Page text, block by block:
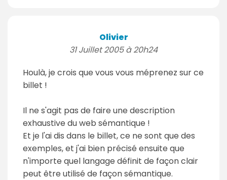
Olivier
31 Juillet 2005 à 20h24
Houlà, je crois que vous vous méprenez sur ce
billet !
Il ne s'agit pas de faire une description
exhaustive du web sémantique !
Et je l'ai dis dans le billet, ce ne sont que des
exemples, et j'ai bien précisé ensuite que
n'importe quel langage définit de façon clair
peut être utilisé de façon sémantique.